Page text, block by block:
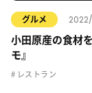
グルメ
小田原産の食材
モ』
レストラン